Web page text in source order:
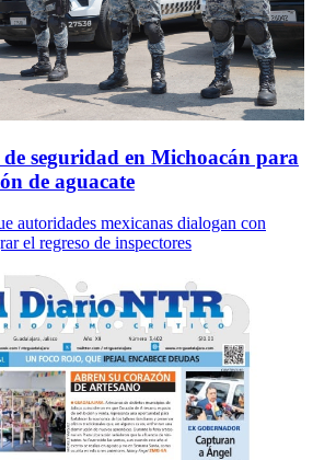
seguridad en Michoacán para
de aguacate
autoridades mexicanas dialogan con
el regreso de inspectores